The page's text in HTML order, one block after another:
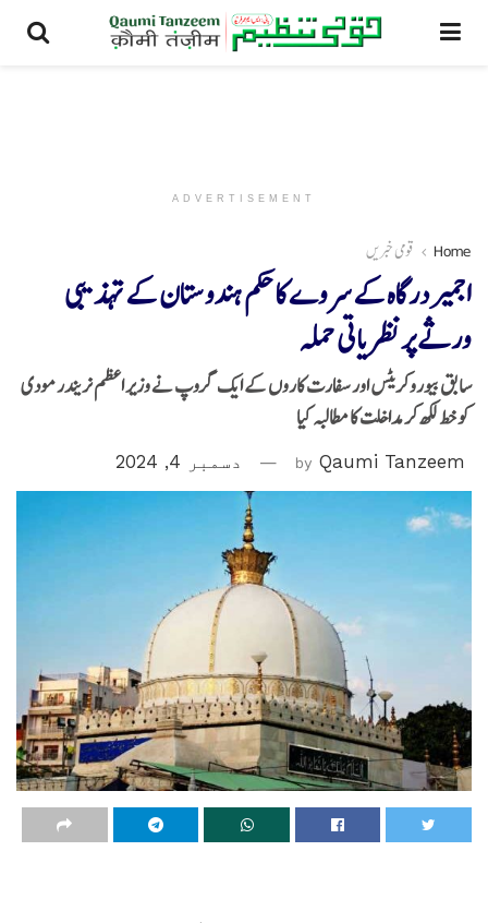
ADVERTISEMENT
Home قومی خبریں
اجمیر درگاہ کے سروے کا حکم ہندوستان کے تہذیبی
ورثے پرنظریاتی حملہ
سابق بیوروکریٹس اور سفارت کاروں کے ایک گروپ نے وزیر اعظم نریندر مودی
کو خط لکھ کر مداخلت کا مطالبہ کیا
by Qaumi Tanzeem دسمبر 4, 2024